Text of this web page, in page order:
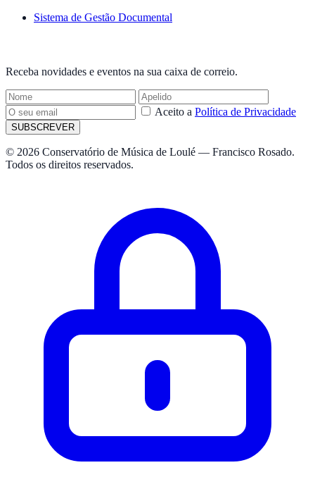
Sistema de Gestão Documental
Receba novidades e eventos na sua caixa de correio.
Aceito a Política de Privacidade
SUBSCREVER
© 2026 Conservatório de Música de Loulé — Francisco Rosado.
Todos os direitos reservados.